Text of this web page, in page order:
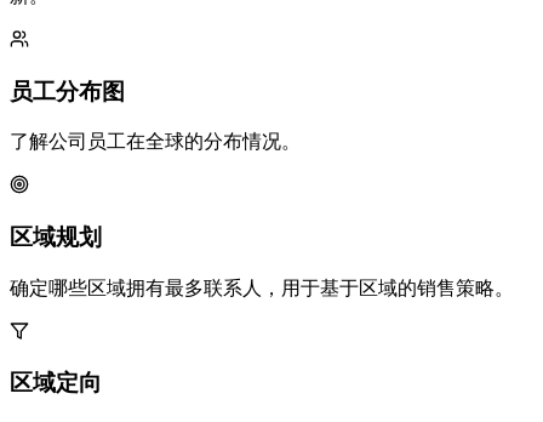
员工分布图
了解公司员工在全球的分布情况。
区域规划
确定哪些区域拥有最多联系人，用于基于区域的销售策略。
区域定向